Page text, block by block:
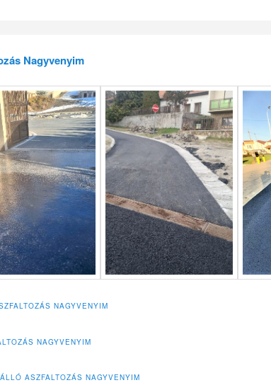
Nagyvenyim
NAGYVENYIM
NAGYVENYIM
ASZFALTOZÁS NAGYVENYIM